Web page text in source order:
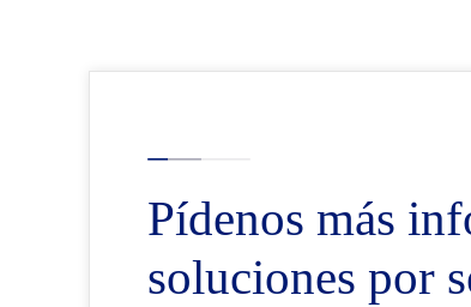
Pídenos más
soluciones por